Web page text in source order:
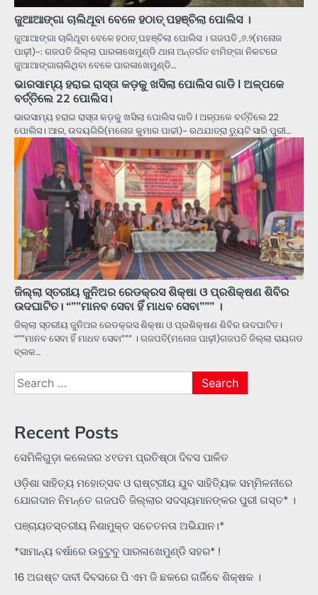
ଜୁଆଆଙ୍ଗା ଚାଲିଥୂବା ବେଳେ ହଠାତ୍ ପହଞ୍ଚିଲା ପୋଲିସ ।
ଜୁଆଆଙ୍ଗା ଚାଲିଥୂବା ବେଳେ ହଠାତ୍ ପହଞ୍ଚିଲା ପୋଲିସ । ଗଜପତି ,୬.୨(ମନୋଜ
ପାଢ଼ୀ)-: ଗଜପତି ଜିଲ୍ଲା ପାରଳାଖେମୁଣ୍ଡି ଥାନା ଅନ୍ତର୍ଗତ ଝାମିଙ୍ଗା ନିକଟରେ
ଜୁଆଆଙ୍ଗାଚାଲିଥିବା ବେଳେ ପାରଳାଖେମୁଣ୍ଡି…
ଭାରସାମ୍ୟ ହରାଇ ରାସ୍ତା କଡ଼କୁ ଖସିଲା ପୋଲିସ ଗାଡି l ଅଳ୍ପକେ
ବର୍ତ୍ତିଲେ 22 ପୋଲିସ।
ଭାରସାମ୍ୟ ହରାଇ ରାସ୍ତା କଡ଼କୁ ଖସିଲା ପୋଲିସ ଗାଡି l ଅଳ୍ପକେ ବର୍ତ୍ତିଲେ 22
ପୋଲିସ। ଆର, ଉଦୟଗିରି(ମନୋଜ କୁମାର ପାଢୀ)- ରଥଯାତ୍ରା ଡ୍ୟୁଟି ସାରି ପୁରୀ…
ଜିଲ୍ଲା ସ୍ତରୀୟ ଜୁନିଅର ରେଡକ୍ରସ ଶିକ୍ଷା ଓ ପ୍ରଶିକ୍ଷଣ ଶିବିର
ଉଦଘାଟିତ। “””ମାନବ ସେବା ହିଁ ମାଧବ ସେବା””” ।
ଜିଲ୍ଲା ସ୍ତରୀୟ ଜୁନିଅର ରେଡକ୍ରସ ଶିକ୍ଷା ଓ ପ୍ରଶିକ୍ଷଣ ଶିବିର ଉଦଘାଟିତ।
“””ମାନବ ସେବା ହିଁ ମାଧବ ସେବା””” । ଗଜପତି(ମନୋଜ ପାଢ଼ୀ)ଗଜପତି ଜିଲ୍ଲା ରାୟଗଡ
ବ୍ଲକ…
Search
for:
Recent Posts
ସେମିଳିଗୁଡ଼ା କଲେଜର ୪୧ତମ ପ୍ରତିଷ୍ଠା ଦିବସ ପାଳିତ
ଓଡ଼ିଶା ସାହିତ୍ୟ ମହୋତ୍ସବ ଓ ରାଷ୍ଟ୍ରୀୟ ଯୁବ ସାହିତ୍ୟିକ ସମ୍ମିଳନୀରେ
ଯୋଗଦାନ ନିମନ୍ତେ ଗଜପତି ଜିଲ୍ଲାର ସଦସ୍ୟମାନଙ୍କର ପୁରୀ ଗସ୍ତ* ।
ପଞ୍ଚାୟତସ୍ତରୀୟ ନିଶାମୁକ୍ତ ସଚେତନତା ଅଭିଯାନ।*
*ସାମାନ୍ୟ ବର୍ଷାରେ ଉବୁଟୁବୁ ପାରଳାଖେମୁଣ୍ଡି ସହର* !
16 ଅଗଷ୍ଟ ଦାବୀ ଦିବସରେ ପି ଏମ ଜି ଛକରେ ଗର୍ଜିବେ ଶିକ୍ଷକ ।